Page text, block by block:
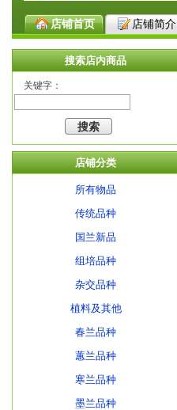
店铺首页 店铺简介
搜索店内商品
关键字：
店铺分类
所有物品
传统品种
国兰新品
组培品种
杂交品种
植料及其他
春兰品种
蕙兰品种
寒兰品种
墨兰品种